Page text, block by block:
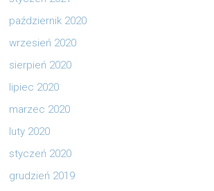
październik 2020
wrzesień 2020
sierpień 2020
lipiec 2020
marzec 2020
luty 2020
styczeń 2020
grudzień 2019